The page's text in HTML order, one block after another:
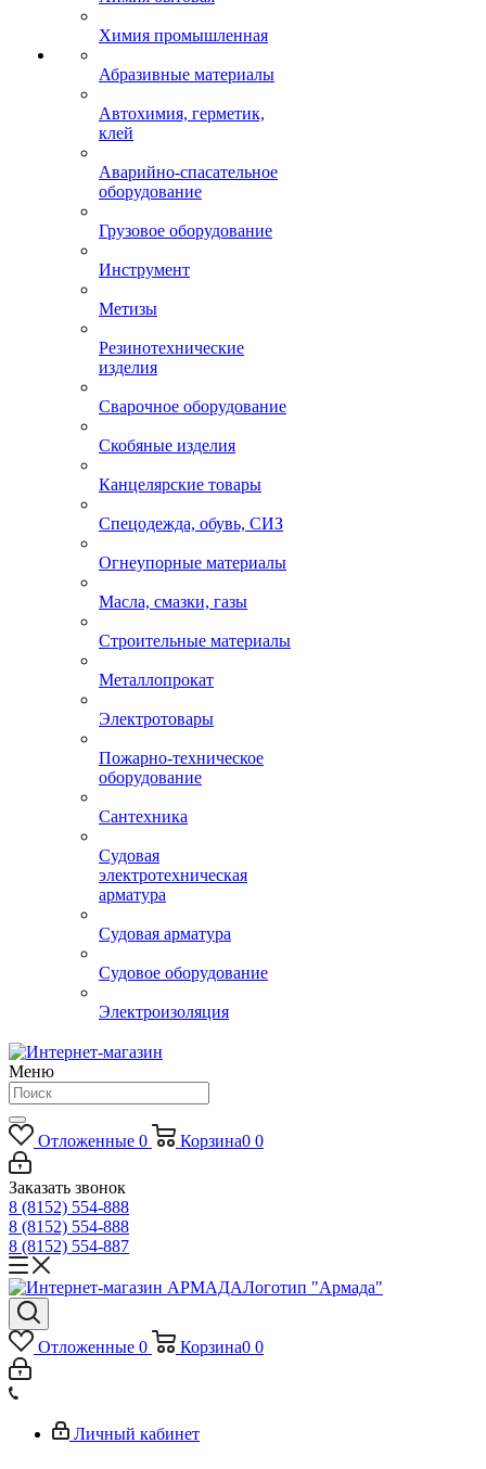
Химия промышленная
Абразивные материалы
Автохимия, герметик,
клей
Аварийно-спасательное
оборудование
Грузовое оборудование
Инструмент
Метизы
Резинотехнические
изделия
Сварочное оборудование
Скобяные изделия
Канцелярские товары
Спецодежда, обувь, СИЗ
Огнеупорные материалы
Масла, смазки, газы
Строительные материалы
Металлопрокат
Электротовары
Пожарно-техническое
оборудование
Сантехника
Судовая
электротехническая
арматура
Судовая арматура
Судовое оборудование
Электроизоляция
Меню
Отложенные 0 Корзина0 0
Заказать звонок
8 (8152) 554-888
8 (8152) 554-888
8 (8152) 554-887
Логотип "Армада"
Отложенные 0 Корзина0 0
Личный кабинет